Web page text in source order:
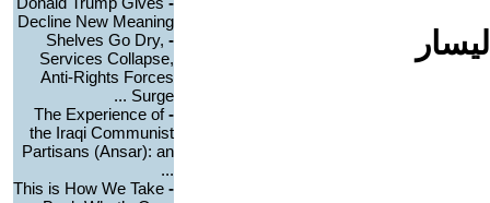
Decline New Meaning
-
Shelves Go Dry,
Services Collapse,
Anti-Rights Forces
Surge ...
-
The Experience of
the Iraqi Communist
Partisans (Ansar): an
...
-
This is How We Take